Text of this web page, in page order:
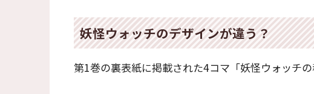
妖怪ウォッチのデザインが違う？
第1巻の裏表紙に掲載された4コマ「妖怪ウォッチの